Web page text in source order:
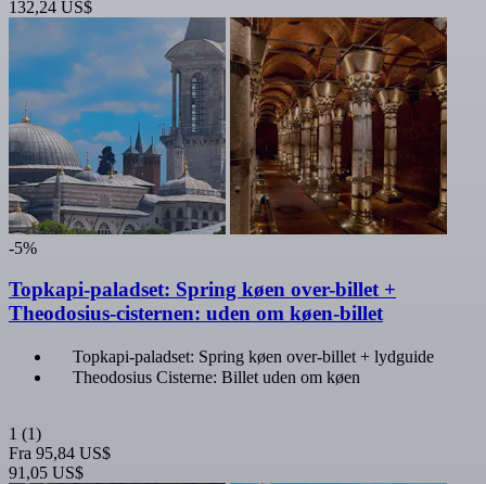
132,24 US$
-5%
Topkapi-paladset: Spring køen over-billet +
Theodosius-cisternen: uden om køen-billet
Topkapi-paladset: Spring køen over-billet + lydguide
Theodosius Cisterne: Billet uden om køen
1 (1)
Fra 95,84 US$
91,05 US$